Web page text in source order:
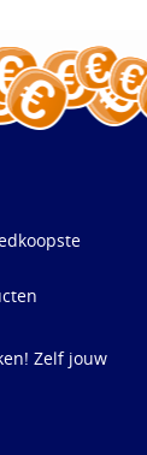
Zelf jouw